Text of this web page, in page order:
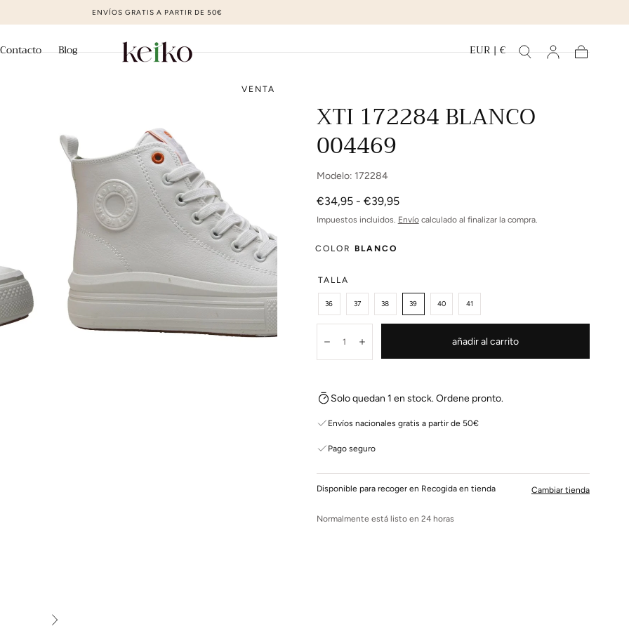
ZAPATOS DE MODA AL MEJOR PRECIO
Contacto Blog EUR | €
VENTA
XTI 172284 BLANCO
004469
Modelo: 172284
Precio
mínimo
€34,95 - Precio
máximo
€39,95
Impuestos incluidos. Envíocalculado al finalizar la compra.
COLOR BLANCO
TALLA
36 37 38 39 40 41
DisminuirAumentar añadir al carrito
Solo quedan 1 en stock. Ordene pronto.
Envíos nacionales gratis a partir de 50€
Pago seguro
Disponible para recoger en Recogida en tienda
Normalmente está listo en 24 horas
Cambiar tienda